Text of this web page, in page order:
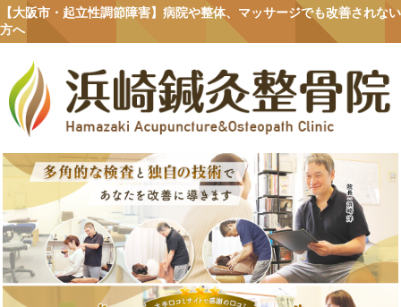
【大阪市・起立性調節障害】病院や整体、マッサージでも改善されない
方へ